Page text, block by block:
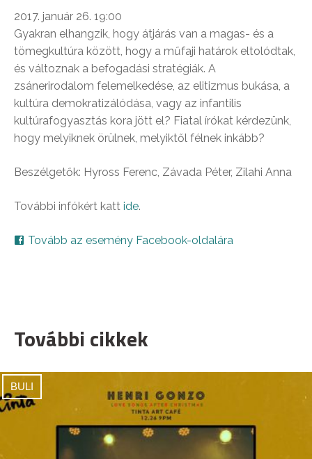
2017. január 26. 19:00
Gyakran elhangzik, hogy átjárás van a magas- és a
tömegkultúra között, hogy a műfaji határok eltolódtak,
és változnak a befogadási stratégiák. A
zsánerirodalom felemelkedése, az elitizmus bukása, a
kultúra demokratizálódása, vagy az infantilis
kultúrafogyasztás kora jött el? Fiatal írókat kérdezünk,
hogy melyiknek örülnek, melyiktől félnek inkább?
Beszélgetők: Hyross Ferenc, Závada Péter, Zilahi Anna
További infókért katt ide.
Tovább az esemény Facebook-oldalára
További cikkek
BULI